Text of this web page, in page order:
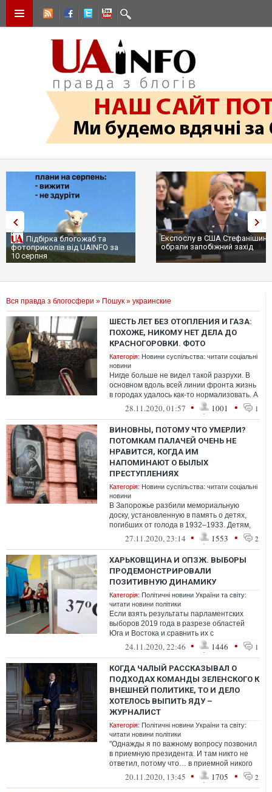
Підбірка блогожаб та
фотоприколів від UAINFO за
10 серпня
Експослу в США
обрали запобіжний захід
Вся правда з блогосфери » Пошук » украинские
ШЕСТЬ ЛЕТ БЕЗ ОТОПЛЕНИЯ И ГАЗА:
ПОХОЖЕ, НИКОМУ НЕТ ДЕЛА ДО
КРАСНОГОРОВКИ. ФОТО
Категорія: Новини суспільства: читати соціальні
новини
Нигде больше не видел такой разрухи. В
основном вдоль всей линии фронта жизнь
в городах удалось как-то нормализовать. А
Красногоровку будто бросили
28.11.2020, 01:57 • 1001 • 1
ВИНОВНЫ, ПОТОМУ ЧТО УМЕРЛИ?
ПОТОМКАМ ПАЛАЧЕЙ ОЧЕНЬ НЕ
НРАВИТСЯ, КОГДА ИМ
НАПОМИНАЮТ О БЫЛЫХ
ПРЕСТУПЛЕНИЯХ
Категорія: Новини суспільства: читати соціальні
новини
В Запорожье разбили мемориальную
доску, установленную в память о детях,
погибших от голода в 1932–1933. Детям,
вся "вина" которых в том, что они умерл...
27.11.2020, 23:14 • 1553 • 2
ХАРЬКОВЩИНА И ОПЗЖ. ВЫБОРЫ
ПРОДЕМОНСТРИРОВАЛИ
ПОЗИТИВНУЮ ДИНАМИКУ
Категорія: Політичні новини України та світу:
читати новини політики
Если взять результаты парламентских
выборов 2019 года в разрезе областей
Юга и Востока и сравнить их с
результатами выборов в облсоветы в
24.11.2020, 22:46 • 1446 • 1
КОГДА ЧАЛЫЙ РАССКАЗЫВАЛ О
ПОДХОДАХ КОМАНДЫ ЗЕЛЕНСКОГО К
ВНЕШНЕЙ ПОЛИТИКЕ, ТО И ДЕЛО
ХОТЕЛОСЬ ВЫПИТЬ ЯДУ –
ЖУРНАЛИСТ
Категорія: Політичні новини України та світу:
читати новини політики
"Однажды я по важному вопросу позвонил
в приемную президента. И там никто не
ответил, потому что… в приемной никого
не было. Как мне потом объясняли
20.11.2020, 13:45 • 1705 • 2